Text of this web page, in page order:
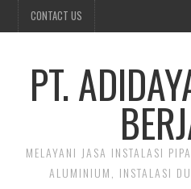
CONTACT US
PT.
MELAYANI JASA INSTALASI
ALUMINIUM, INSTALASI